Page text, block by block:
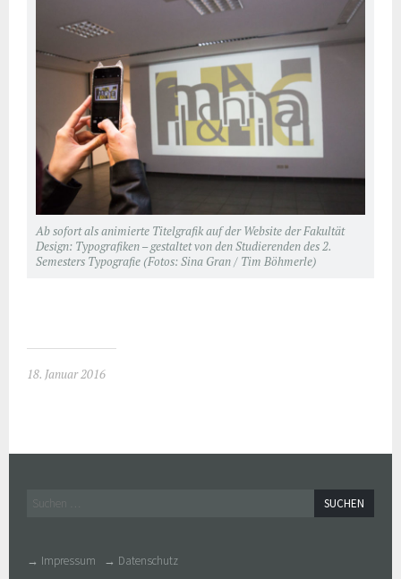
Ab sofort als animierte Titelgrafik auf der Website der Fakultät
Design: Typografiken – gestaltet von den Studierenden des 2.
Semesters Typografie (Fotos: Sina Gran / Tim Böhmerle)
18. Januar 2016
→ Impressum → Datenschutz